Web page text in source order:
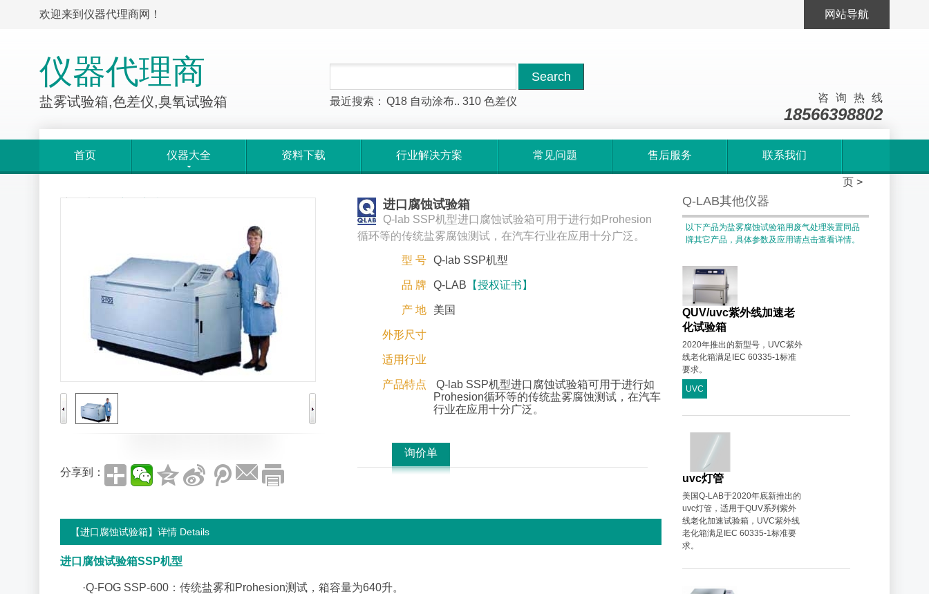
网站导航
欢迎来到仪器代理商网！
仪器代理商
盐雾试验箱,色差仪,臭氧试验箱 最近搜索： Q18 自动涂布.. 310 色差仪 咨询热线
18566398802
首页 仪器大全 资料下载 行业解决方案 常见问题 售后服务 联系我们
页 >
分享到：
进口腐蚀试验箱
Q-lab SSP机型进口腐蚀试验箱可用于进行如Prohesion
循环等的传统盐雾腐蚀测试，在汽车行业在应用十分广泛。
型 号 Q-lab SSP机型
品 牌 Q-LAB 【授权证书】
产 地 美国
外形尺寸
适用行业
产品特点
Q-lab SSP机型进口腐蚀试验箱可用于进行如
Prohesion循环等的传统盐雾腐蚀测试，在汽车
行业在应用十分广泛。
询价单
【进口腐蚀试验箱】详情 Details
进口腐蚀试验箱SSP机型
·Q-FOG SSP-600：传统盐雾和Prohesion测试，箱容量为640升。
Q-LAB其他仪器
以下产品为盐雾腐蚀试验箱用废气处理装置同品
牌其它产品，具体参数及应用请点击查看详情。
QUV/uvc紫外线加速老
化试验箱
2020年推出的新型号，UVC紫外
线老化箱满足IEC 60335-1标准
要求。
UVC
uvc灯管
美国Q-LAB于2020年底新推出的
uvc灯管，适用于QUV系列紫外
线老化加速试验箱，UVC紫外线
老化箱满足IEC 60335-1标准要
求。